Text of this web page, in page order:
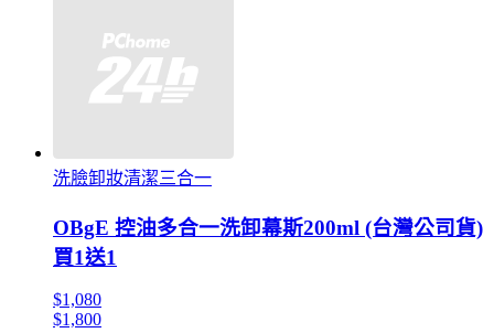
洗臉卸妝清潔三合一
OBgE 控油多合一洗卸幕斯200ml (台灣公司貨)
買1送1
$1,080
$1,800